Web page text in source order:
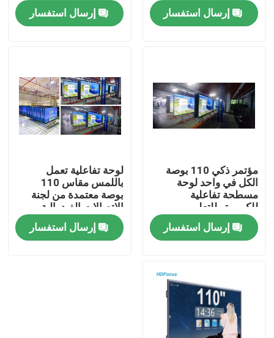
منتجات
جولة في المعمل
اتصل بنا
اطلب اقتباس
55 بوصة السبورة الذكية
إرسال استفسار
إرسال استفسار
مؤتمر ذكي 110 بوصة
الكل في واحد لوحة
مسطحة تفاعلية
للكمبيوتر للتعليم
إرسال استفسار
لوحة تفاعلية تعمل
باللمس مقاس 110
بوصة معتمدة من لجنة
الاتصالات الفيدرالية
للفصول الدراسية
إرسال استفسار